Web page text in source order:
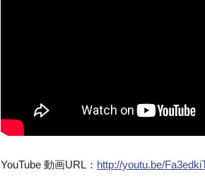
YouTube 動画URL： http://youtu.be/